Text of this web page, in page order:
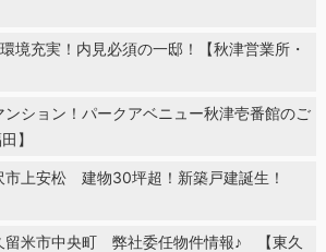
境充実！内見必須の一邸！【秋津営業所・
ション！パークアベニュー秋津壱番館のご
】
市上安松 建物30坪超！新築戸建誕生！
留米市中央町 弊社委任物件情報♪ 【東久